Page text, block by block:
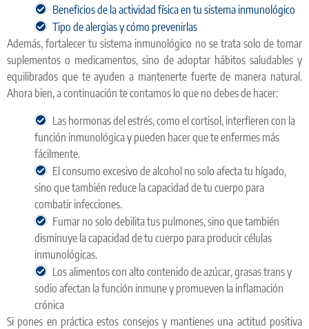
Beneficios de la actividad física en tu sistema inmunológico
Tipo de alergias y cómo prevenirlas
Además, fortalecer tu sistema inmunológico no se trata solo de tomar
suplementos o medicamentos, sino de adoptar hábitos saludables y
equilibrados que te ayuden a mantenerte fuerte de manera natural.
Ahora bien, a continuación te contamos lo que no debes de hacer:
Las hormonas del estrés, como el cortisol, interfieren con la
función inmunológica y pueden hacer que te enfermes más
fácilmente.
El consumo excesivo de alcohol no solo afecta tu hígado,
sino que también reduce la capacidad de tu cuerpo para
combatir infecciones.
Fumar no solo debilita tus pulmones, sino que también
disminuye la capacidad de tu cuerpo para producir células
inmunológicas.
Los alimentos con alto contenido de azúcar, grasas trans y
sodio afectan la función inmune y promueven la inflamación
crónica
Si pones en práctica estos consejos y mantienes una actitud positiva